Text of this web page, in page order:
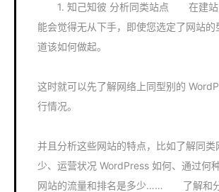
1. 知己知彼 分析同类站点 在建站
能会觉得无从下手，即使您选定了网站的
道该如何做起。
这时就可以先了解网络上同型别的
行情况。
并且分析这些网站的特点，比如了解同类
少、运营状况 WordPress 如何、通过何
网站的流量和排名是多少…… 了解和